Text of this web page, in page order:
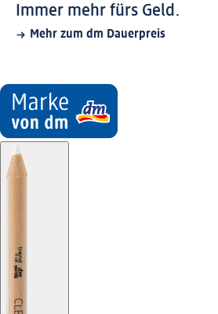
Immer mehr fürs Geld.
Mehr zum dm Dauerpreis